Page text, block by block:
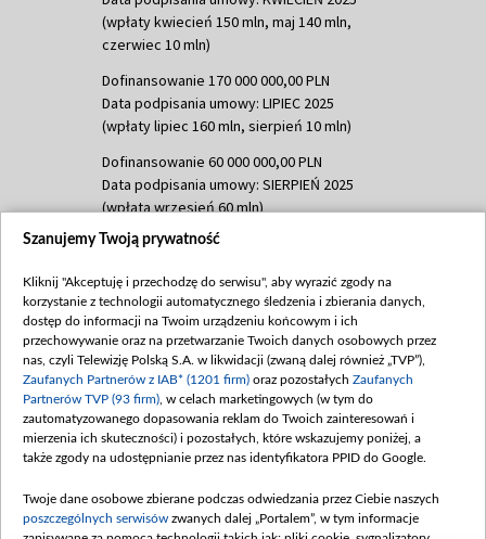
(wpłaty kwiecień 150 mln, maj 140 mln,
czerwiec 10 mln)
Dofinansowanie 170 000 000,00 PLN
Data podpisania umowy: LIPIEC 2025
(wpłaty lipiec 160 mln, sierpień 10 mln)
Dofinansowanie 60 000 000,00 PLN
Data podpisania umowy: SIERPIEŃ 2025
(wpłata wrzesień 60 mln)
Dofinansowanie 635 783 051,21 PLN
(wpłata wrzesień 100 mln, październik 350
mln, listopad 265 mln)
Dofinansowanie 48 862 000,00 PLN
Data podpisania umowy: GRUDZIEŃ 2025
(wpłata grudzień 60,548 mln)
Dofinansowanie 900 000 000,00 PLN
Data podpisania umowy: LUTY 2026 (wpłata
kwiecień 180 mln, 7 maja 180 mln, 8
czerwca 90 mln)
Szanujemy Twoją prywatność
Kliknij "Akceptuję i przechodzę do serwisu", aby wyrazić zgody na
korzystanie z technologii automatycznego śledzenia i zbierania danych,
dostęp do informacji na Twoim urządzeniu końcowym i ich
przechowywanie oraz na przetwarzanie Twoich danych osobowych przez
nas, czyli Telewizję Polską S.A. w likwidacji (zwaną dalej również „TVP”),
Zaufanych Partnerów z IAB* (1201 firm) oraz pozostałych Zaufanych
Partnerów TVP (93 firm) , w celach marketingowych (w tym do
zautomatyzowanego dopasowania reklam do Twoich zainteresowań i
mierzenia ich skuteczności) i pozostałych, które wskazujemy poniżej, a
także zgody na udostępnianie przez nas identyfikatora PPID do Google.
Twoje dane osobowe zbierane podczas odwiedzania przez Ciebie naszych
poszczególnych serwisów zwanych dalej „Portalem”, w tym informacje